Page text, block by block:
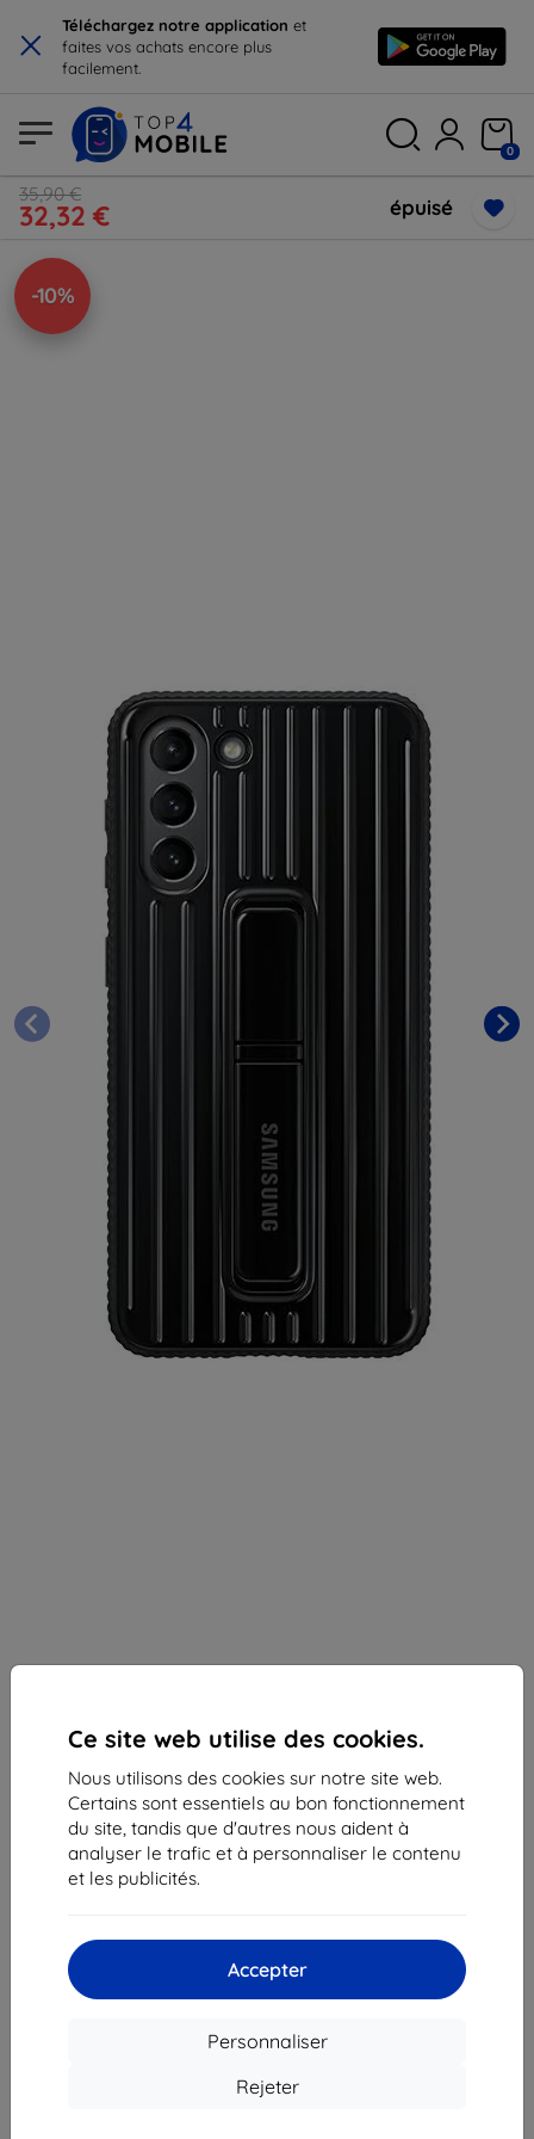
× Téléchargez notre application et
faites vos achats encore plus
facilement.
Ce site web utilise des cookies.
Nous utilisons des cookies sur notre site web.
Certains sont essentiels au bon fonctionnement
du site, tandis que d'autres nous aident à
analyser le trafic et à personnaliser le contenu
et les publicités.
Accepter
Personnaliser
Rejeter
0
35,90 €
32,32 € épuisé
-10%
Coque Case Samsung EF-RG996CB S21+ G996
black Protective Standing Cover (EF-
Adapté pour: